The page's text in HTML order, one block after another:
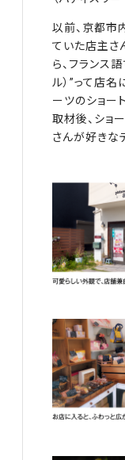
以前、京都市
ていた店主さ
ら、フランス
ル）”って店名
ーツのショー
取材後、ショ
さんが好きな